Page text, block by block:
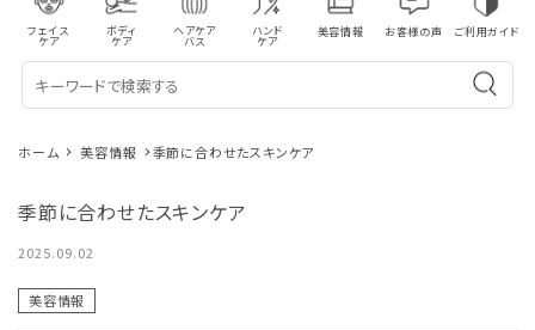
フェイス
ケア
ボディ
ケア
ヘアケア
バス
ハンド
ケア
美容情報 お客様の声 ご利用ガイド
ホーム 美容情報 季節に合わせたスキンケア
季節に合わせたスキンケア
2025.09.02
美容情報